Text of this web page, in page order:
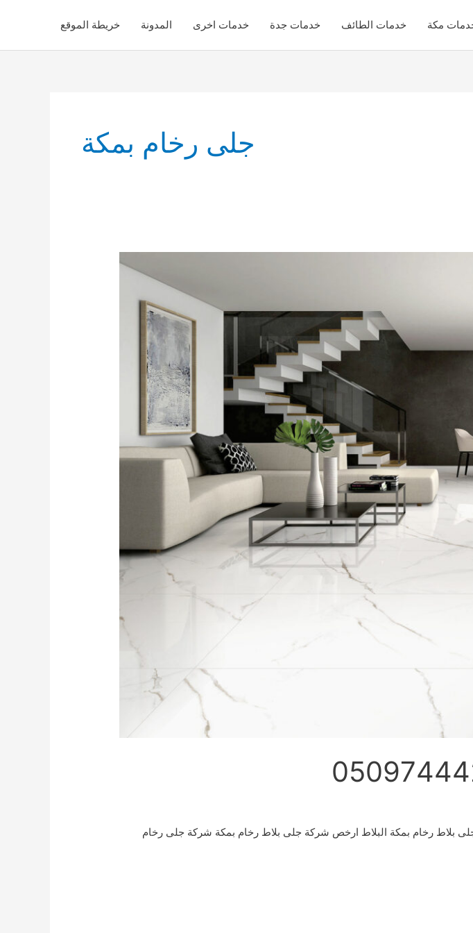
مكة خدمات الطائف خدمات جدة خدمات اخرى المدونة خريطة الموقع
جلى رخام بمكة
بلاط رخام بمكة البلاط ارخص شركة جلى بلاط رخام بمكة شركة جلى رخام